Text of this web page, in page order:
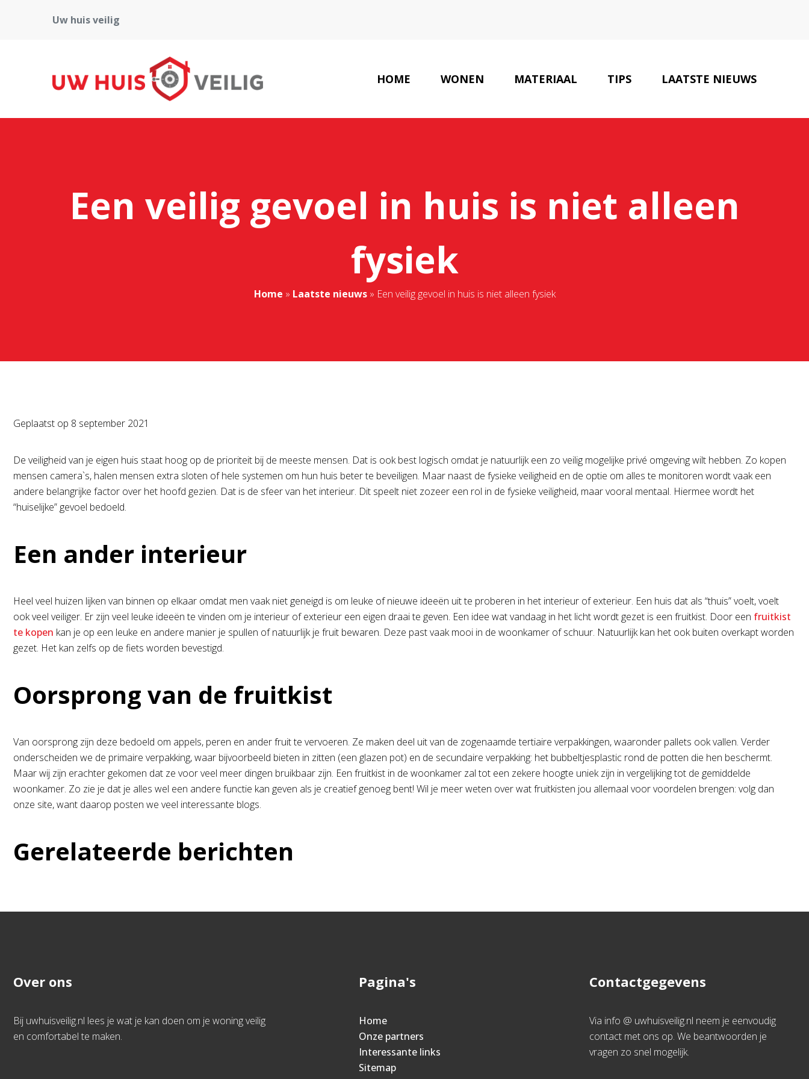
Uw huis veilig
HOME WONEN MATERIAAL TIPS LAATSTE NIEUWS
Een veilig gevoel in huis is niet alleen
fysiek
Home » Laatste nieuws» Een veilig gevoel in huis is niet alleen fysiek
Geplaatst op 8 september 2021
De veiligheid van je eigen huis staat hoog op de prioriteit bij de meeste mensen. Dat is ook best logisch omdat je natuurlijk een zo veilig mogelijke privé omgeving wilt hebben. Zo kopen
mensen camera`s, halen mensen extra sloten of hele systemen om hun huis beter te beveiligen. Maar naast de fysieke veiligheid en de optie om alles te monitoren wordt vaak een
andere belangrijke factor over het hoofd gezien. Dat is de sfeer van het interieur. Dit speelt niet zozeer een rol in de fysieke veiligheid, maar vooral mentaal. Hiermee wordt het
“huiselijke” gevoel bedoeld.
Een ander interieur
Heel veel huizen lijken van binnen op elkaar omdat men vaak niet geneigd is om leuke of nieuwe ideeën uit te proberen in het interieur of exterieur. Een huis dat als “thuis” voelt, voelt
ook veel veiliger. Er zijn veel leuke ideeën te vinden om je interieur of exterieur een eigen draai te geven. Een idee wat vandaag in het licht wordt gezet is een fruitkist. Door een fruitkist
te kopen kan je op een leuke en andere manier je spullen of natuurlijk je fruit bewaren. Deze past vaak mooi in de woonkamer of schuur. Natuurlijk kan het ook buiten overkapt worden
gezet. Het kan zelfs op de fiets worden bevestigd.
Oorsprong van de fruitkist
Van oorsprong zijn deze bedoeld om appels, peren en ander fruit te vervoeren. Ze maken deel uit van de zogenaamde tertiaire verpakkingen, waaronder pallets ook vallen. Verder
onderscheiden we de primaire verpakking, waar bijvoorbeeld bieten in zitten (een glazen pot) en de secundaire verpakking: het bubbeltjesplastic rond de potten die hen beschermt.
Maar wij zijn erachter gekomen dat ze voor veel meer dingen bruikbaar zijn. Een fruitkist in de woonkamer zal tot een zekere hoogte uniek zijn in vergelijking tot de gemiddelde
woonkamer. Zo zie je dat je alles wel een andere functie kan geven als je creatief genoeg bent! Wil je meer weten over wat fruitkisten jou allemaal voor voordelen brengen: volg dan
onze site, want daarop posten we veel interessante blogs.
Gerelateerde berichten
Over ons
Bij uwhuisveilig.nl lees je wat je kan doen om je woning veilig
en comfortabel te maken.
Pagina's
Home
Onze partners
Interessante links
Sitemap
Contactgegevens
Via info @ uwhuisveilig.nl neem je eenvoudig
contact met ons op. We beantwoorden je
vragen zo snel mogelijk.